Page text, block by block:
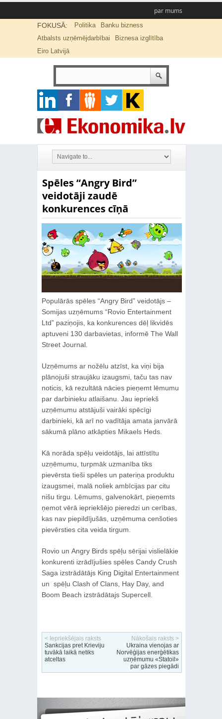
par mums
FOKUSĀ: Politika
Banku bizness
Atbalsts uzņēmējdarbībai
Biznesa izglītība
Eiro Latvijā
Spēles “Angry Bird”
veidotāji zaudē
konkurences cīņā
Populārās spēles “Angry Bird” veidotājs –
Somijas uzņēmums “Rovio Entertainment
Ltd” paziņojis, ka konkurences dēļ likvidēs
aptuveni 130 darbavietas, informē The Wall
Street Journal.
Uzņēmums ar nožēlu atzīst, ka viņi bija
plānojuši straujāku izaugsmi, taču tas nav
noticis, kā rezultātā nācies pieņemt lēmumu
par darbinieku atlaišanu. Jau iepriekš
uzņēmumu atstājuši vairāki spēcīgi
darbinieki, kā arī no vadītāja amata janvārā
sākumā plāno atkāpties Mikaels Heds.
Kā norāda spēļu veidotājs, lai attīstītu
uzņēmumu, turpmāk uzmanība tiks
pievērsta tieši spēles un pateriņa produktu
izaugsmei, malā noliek ambīcijas par citu
nišu tirgu. Lēmums, galvenokārt, pieņemts
ņemot vērā iepriekšējo pieredzi un cerības,
kas nav piepildījušās, uzņēmuma cenšoties
pievērsties cita veida tirgum.
Rovio un Angry Birds spēļu sērijai vislielākie
konkurenti izrādījušies spēles Candy Crush
Saga izstrādātājs King Digital Entertainment
un spēļu Clash of Clans, Hay Day, and
Boom Beach izstrādātajs Supercell.
< Iepriekšējais raksts
Sankcijas pret Krieviju
tuvākā laikā netiks
atceltas
Nākošais raksts >
Ukraina vienojas ar
Norvēģijas enerģētikas
uzņēmumu «Statoil»
par gāzes piegādi